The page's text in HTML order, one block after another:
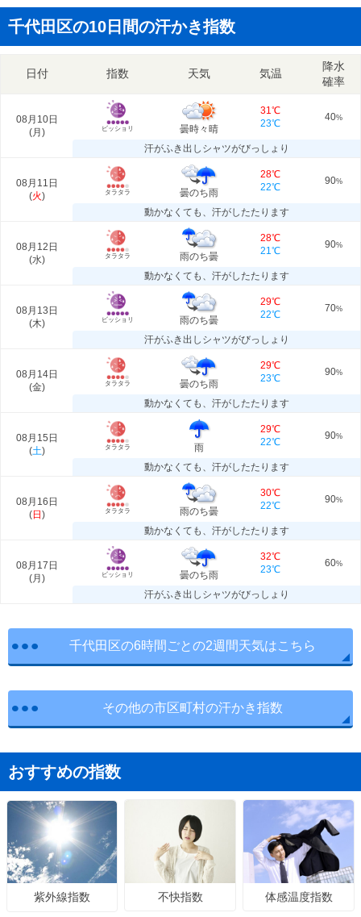
千代田区の10日間の汗かき指数
日付 指数 天気 気温
降水
確率
08月10日
(月 ) ビッショリ 曇時々晴
31℃
23℃
40%
汗がふき出しシャツがびっしょり
08月11日
(火) タラタラ 曇のち雨
28℃
22℃
90%
動かなくても、汗がしたたります
08月12日
(水) タラタラ 雨のち曇
28℃
21℃
90%
動かなくても、汗がしたたります
08月13日
(木) ビッショリ 雨のち曇
29℃
22℃
70%
汗がふき出しシャツがびっしょり
08月14日
(金) タラタラ 曇のち雨
29℃
23℃
90%
動かなくても、汗がしたたります
08月15日
(土) タラタラ 雨
29℃
22℃
90%
動かなくても、汗がしたたります
08月16日
(日 ) タラタラ 雨のち曇
30℃
22℃
90%
動かなくても、汗がしたたります
08月17日
(月 ) ビッショリ 曇のち雨
32℃
23℃
60%
汗がふき出しシャツがびっしょり
千代田区の6時間ごとの2週間天気はこちら
その他の市区町村の汗かき指数
おすすめの指数
紫外線指数 不快指数 体感温度指数